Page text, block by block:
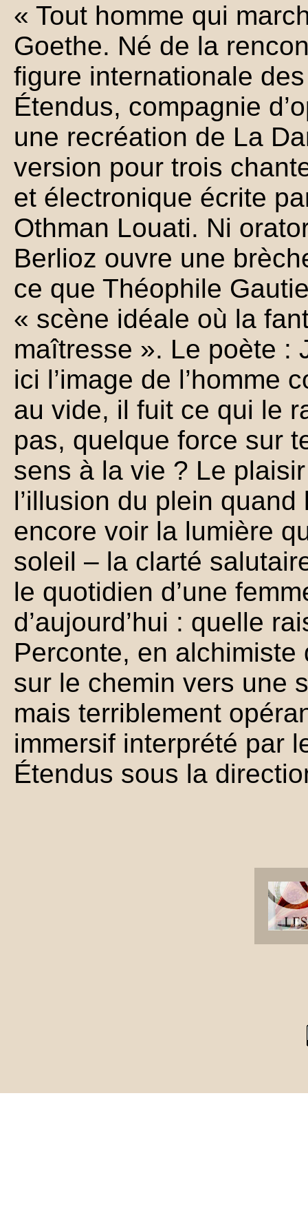
« Tout homme qui
Goethe. Né de la
figure internationale
Étendus, compagnie
une recréation de La
version pour trois
et électronique écrite
Othman Louati. Ni
Berlioz ouvre une
ce que Théophile
« scène idéale où la
maîtresse ». Le poète :
ici l’image de l’homme
au vide, il fuit ce qui le
pas, quelque force sur
sens à la vie ? Le
l’illusion du plein
encore voir la lumière
soleil – la clarté
le quotidien d’une
d’aujourd’hui : quelle
Perconte, en
sur le chemin vers une
mais terriblement
immersif interprété par
Étendus sous la